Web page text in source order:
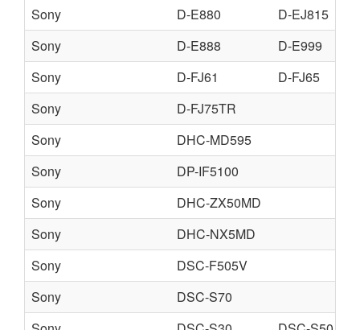
Sony
D-E880
D-EJ815
Sony
D-E888
D-E999
Sony
D-FJ61
D-FJ65
Sony
D-FJ75TR
Sony
DHC-MD595
Sony
DP-IF5100
Sony
DHC-ZX50MD
Sony
DHC-NX5MD
Sony
DSC-F505V
Sony
DSC-S70